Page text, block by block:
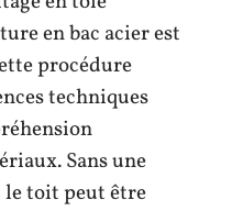
en bac acier est
procédure
techniques
Sans une
toit peut être